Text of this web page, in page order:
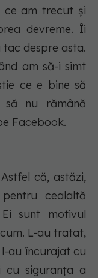
ce am trecut și
devreme. Îi
despre asta.
am să-i simt
ce e bine să
nu rămână
Facebook.
că, astăzi,
cealaltă
sunt motivul
L-au tratat,
au încurajat cu
cu siguranța a